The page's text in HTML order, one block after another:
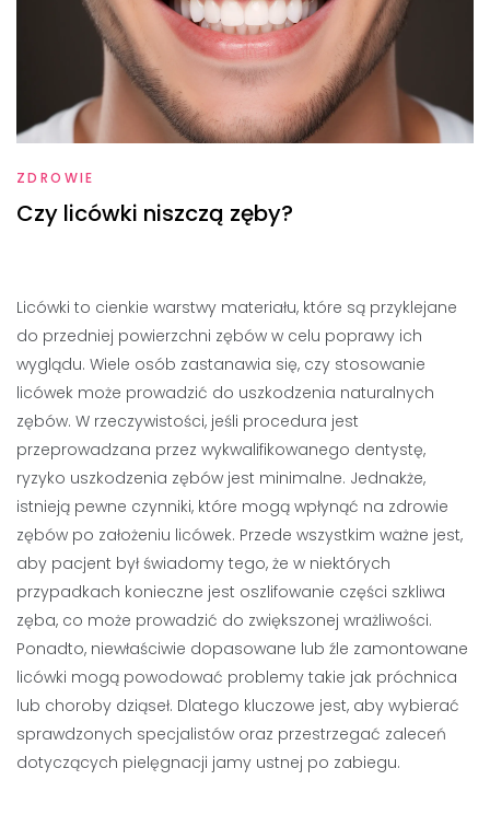
ZDROWIE
Czy licówki niszczą zęby?
Licówki to cienkie warstwy materiału, które są przyklejane
do przedniej powierzchni zębów w celu poprawy ich
wyglądu. Wiele osób zastanawia się, czy stosowanie
licówek może prowadzić do uszkodzenia naturalnych
zębów. W rzeczywistości, jeśli procedura jest
przeprowadzana przez wykwalifikowanego dentystę,
ryzyko uszkodzenia zębów jest minimalne. Jednakże,
istnieją pewne czynniki, które mogą wpłynąć na zdrowie
zębów po założeniu licówek. Przede wszystkim ważne jest,
aby pacjent był świadomy tego, że w niektórych
przypadkach konieczne jest oszlifowanie części szkliwa
zęba, co może prowadzić do zwiększonej wrażliwości.
Ponadto, niewłaściwie dopasowane lub źle zamontowane
licówki mogą powodować problemy takie jak próchnica
lub choroby dziąseł. Dlatego kluczowe jest, aby wybierać
sprawdzonych specjalistów oraz przestrzegać zaleceń
dotyczących pielęgnacji jamy ustnej po zabiegu.